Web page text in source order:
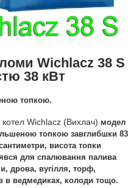
Wichlacz 38 S
38 кВт
топкою.
котел Wichlacz (Вихлач) модел
топкою завглибшки 83
висота топки
для спалювання палива
дрова, вугілля, торф,
в ведмедиках, колоди тощо.